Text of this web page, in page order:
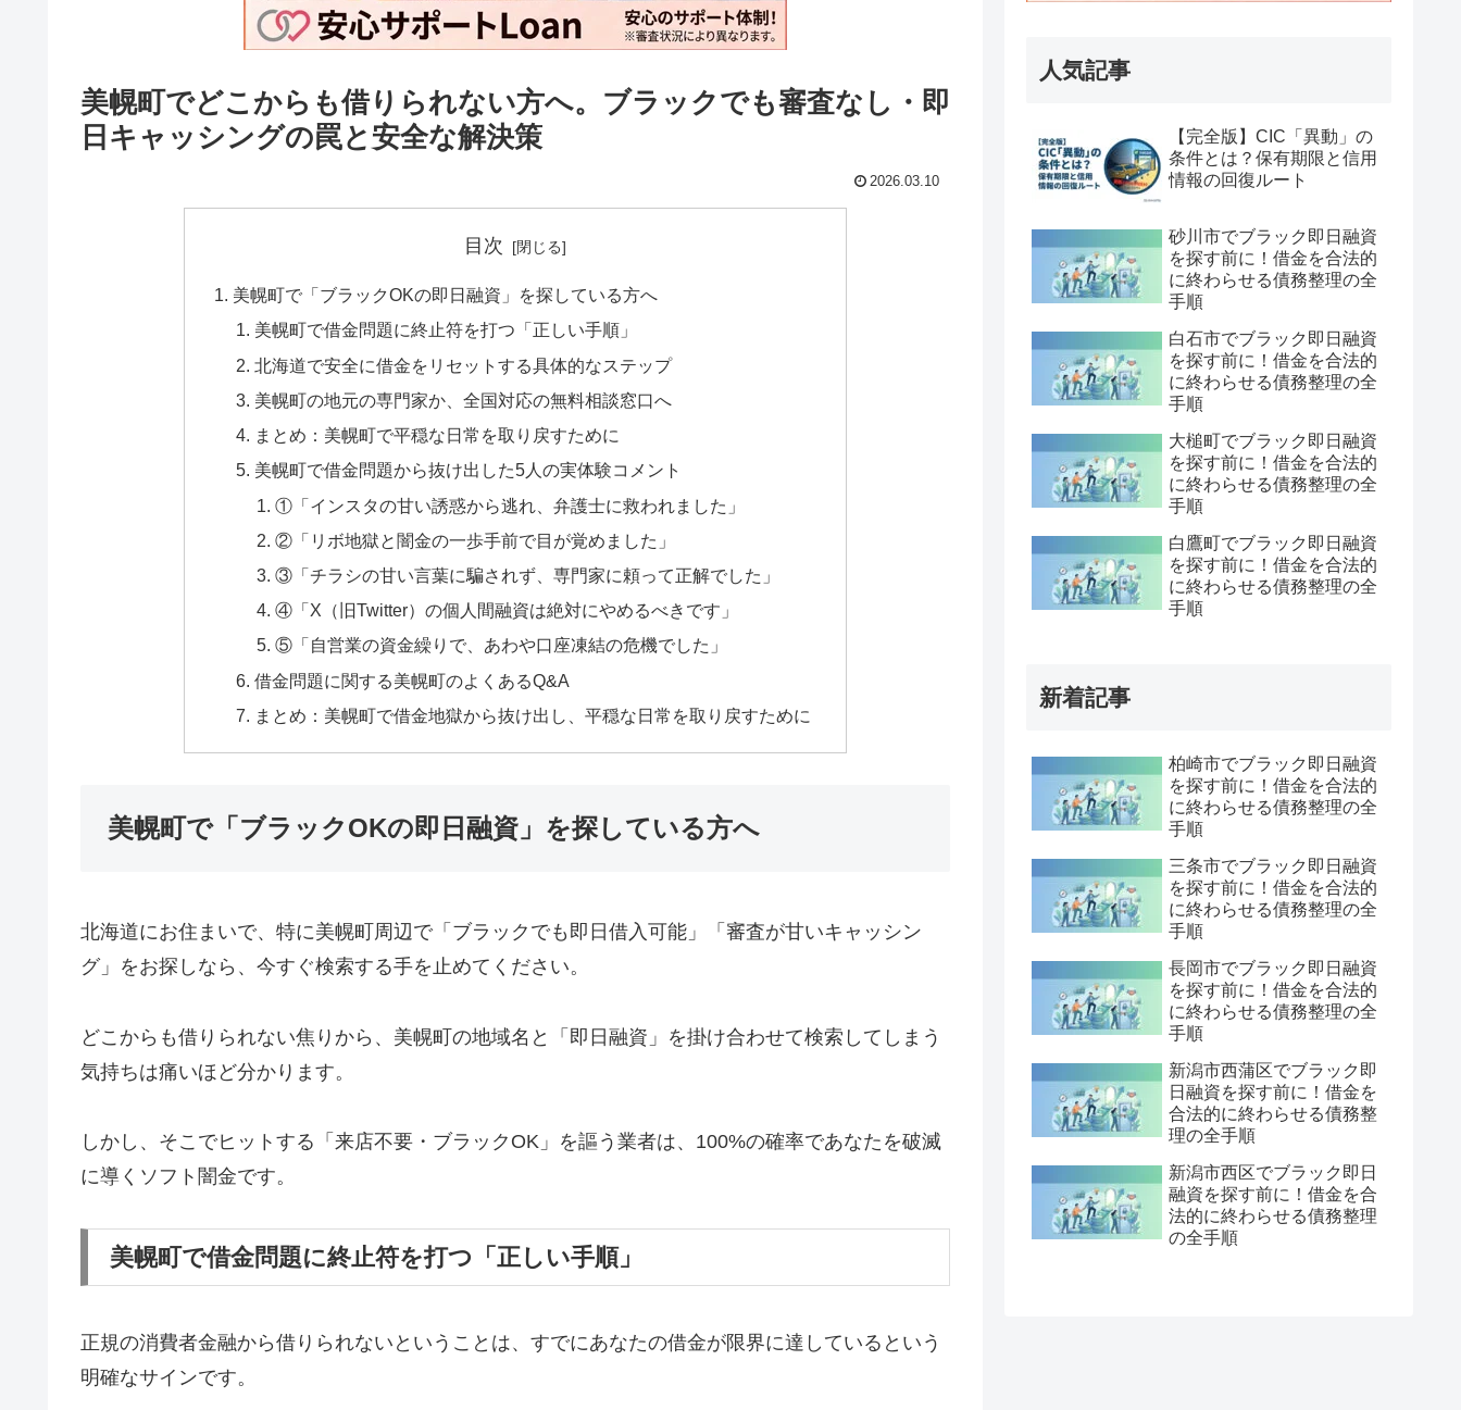
美幌町でどこからも借りられない方へ。ブラックでも審査なし・即
日キャッシングの罠と安全な解決策
2026.03.10
目次
美幌町で「ブラックOKの即日融資」を探している方へ
美幌町で借金問題に終止符を打つ「正しい手順」
北海道で安全に借金をリセットする具体的なステップ
美幌町の地元の専門家か、全国対応の無料相談窓口へ
まとめ：美幌町で平穏な日常を取り戻すために
美幌町で借金問題から抜け出した5人の実体験コメント
①「インスタの甘い誘惑から逃れ、弁護士に救われました」
②「リボ地獄と闇金の一歩手前で目が覚めました」
③「チラシの甘い言葉に騙されず、専門家に頼って正解でした」
④「X（旧Twitter）の個人間融資は絶対にやめるべきです」
⑤「自営業の資金繰りで、あわや口座凍結の危機でした」
借金問題に関する美幌町のよくあるQ&A
まとめ：美幌町で借金地獄から抜け出し、平穏な日常を取り戻すために
美幌町で「ブラックOKの即日融資」を探している方へ
北海道にお住まいで、特に美幌町周辺で「ブラックでも即日借入可能」「審査が甘いキャッシン
グ」をお探しなら、今すぐ検索する手を止めてください。
どこからも借りられない焦りから、美幌町の地域名と「即日融資」を掛け合わせて検索してしまう
気持ちは痛いほど分かります。
しかし、そこでヒットする「来店不要・ブラックOK」を謳う業者は、100%の確率であなたを破滅
に導くソフト闇金です。
美幌町で借金問題に終止符を打つ「正しい手順」
正規の消費者金融から借りられないということは、すでにあなたの借金が限界に達しているという
明確なサインです。
人気記事
【完全版】CIC「異動」の
条件とは？保有期限と信用
情報の回復ルート
砂川市でブラック即日融資
を探す前に！借金を合法的
に終わらせる債務整理の全
手順
白石市でブラック即日融資
を探す前に！借金を合法的
に終わらせる債務整理の全
手順
大槌町でブラック即日融資
を探す前に！借金を合法的
に終わらせる債務整理の全
手順
白鷹町でブラック即日融資
を探す前に！借金を合法的
に終わらせる債務整理の全
手順
新着記事
柏崎市でブラック即日融資
を探す前に！借金を合法的
に終わらせる債務整理の全
手順
三条市でブラック即日融資
を探す前に！借金を合法的
に終わらせる債務整理の全
手順
長岡市でブラック即日融資
を探す前に！借金を合法的
に終わらせる債務整理の全
手順
新潟市西蒲区でブラック即
日融資を探す前に！借金を
合法的に終わらせる債務整
理の全手順
新潟市西区でブラック即日
融資を探す前に！借金を合
法的に終わらせる債務整理
の全手順